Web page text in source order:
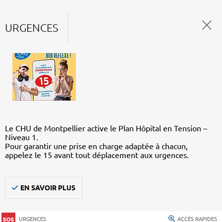
URGENCES
Le CHU de Montpellier active le Plan Hôpital en Tension –
Niveau 1.
Pour garantir une prise en charge adaptée à chacun,
appelez le 15 avant tout déplacement aux urgences.
EN SAVOIR PLUS
URGENCES ACCÈS RAPIDES